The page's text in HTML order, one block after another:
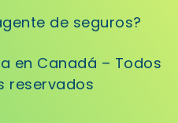
de seguros?
en Canadá – Todos
reservados